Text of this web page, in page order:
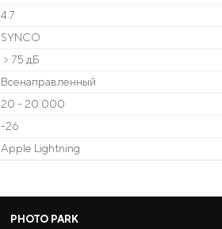
4.7
SYNCO
﹥75 дБ
Всенаправленный
20 - 20.000
-26
Apple Lightning
PHOTO PARK